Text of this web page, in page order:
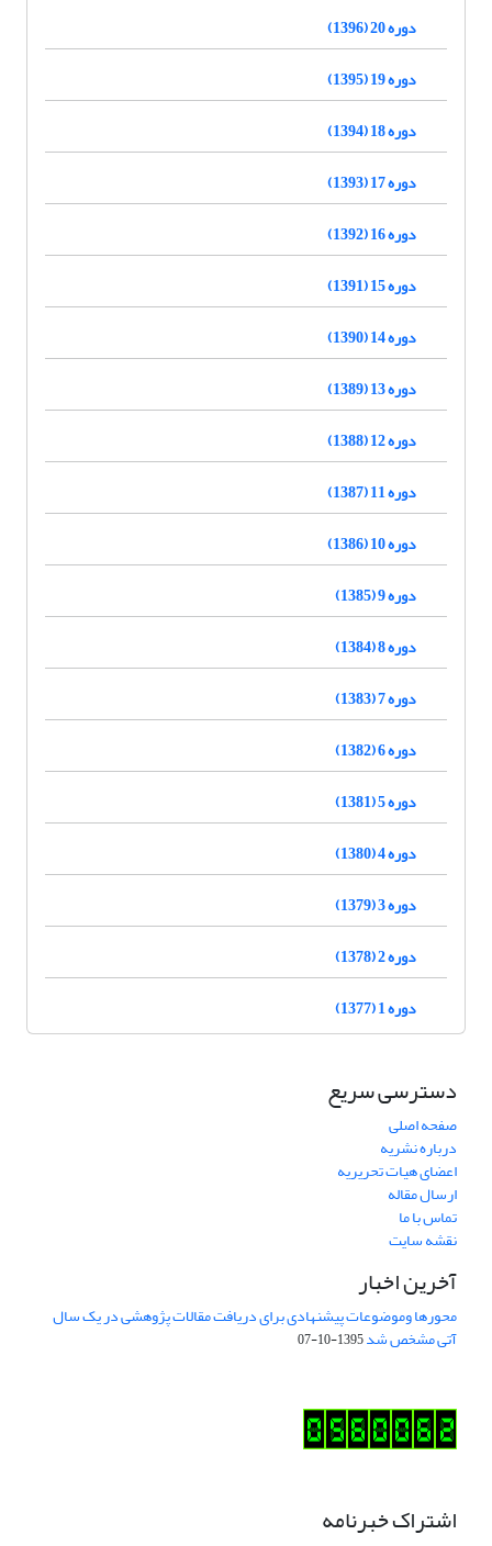
دوره 20 (1396)
دوره 19 (1395)
دوره 18 (1394)
دوره 17 (1393)
دوره 16 (1392)
دوره 15 (1391)
دوره 14 (1390)
دوره 13 (1389)
دوره 12 (1388)
دوره 11 (1387)
دوره 10 (1386)
دوره 9 (1385)
دوره 8 (1384)
دوره 7 (1383)
دوره 6 (1382)
دوره 5 (1381)
دوره 4 (1380)
دوره 3 (1379)
دوره 2 (1378)
دوره 1 (1377)
دسترسی سریع
صفحه اصلی
درباره نشریه
اعضای هیات تحریریه
ارسال مقاله
تماس با ما
نقشه سایت
آخرین اخبار
محورها وموضوعات پیشنهادی برای دریافت مقالات پژوهشی در یک سال
آتی مشخص شد1395-10-07
اشتراک خبرنامه